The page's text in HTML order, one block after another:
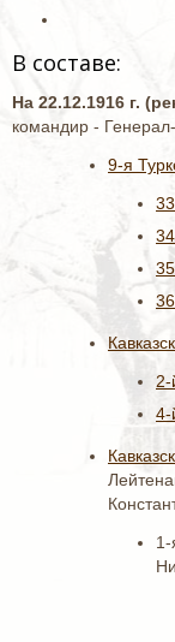
В составе:
На 22.12.1916 г.
командир -
9-я
2-
4-